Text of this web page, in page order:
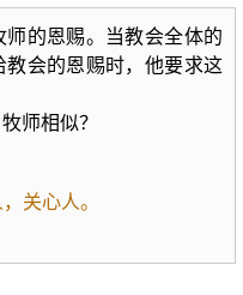
的恩赐。当教会全体的
会的恩赐时，他要求这
师相似？
关心人。